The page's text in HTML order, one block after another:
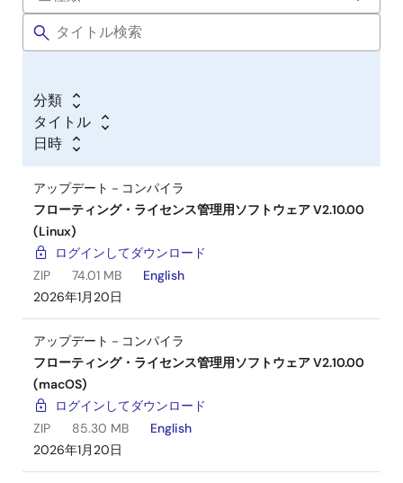
分類
タイトル
日時
アップデート－コンパイラ
フローティング・ライセンス管理用ソフトウェア V2.10.00
(Linux)
ログインしてダウンロード
ZIP
74.01 MB
English
2026年1月20日
アップデート－コンパイラ
フローティング・ライセンス管理用ソフトウェア V2.10.00
(macOS)
ログインしてダウンロード
ZIP
85.30 MB
English
2026年1月20日